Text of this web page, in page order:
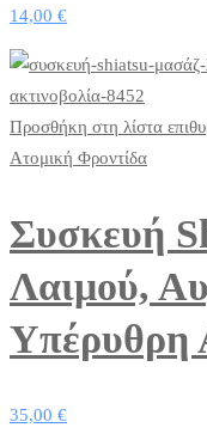
14,00 €
Προσθήκη στη λίστα
Ατομική Φροντίδα
Συσκευή
Λαιμού,
Υπέρυθρη
35,00 €